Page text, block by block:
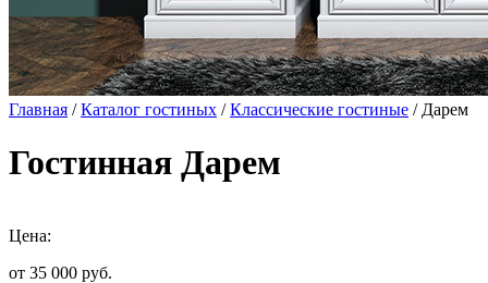
Главная /Каталог гостиных /Классические гостиные / Дарем
Гостинная Дарем
Цена:
от 35 000 руб.